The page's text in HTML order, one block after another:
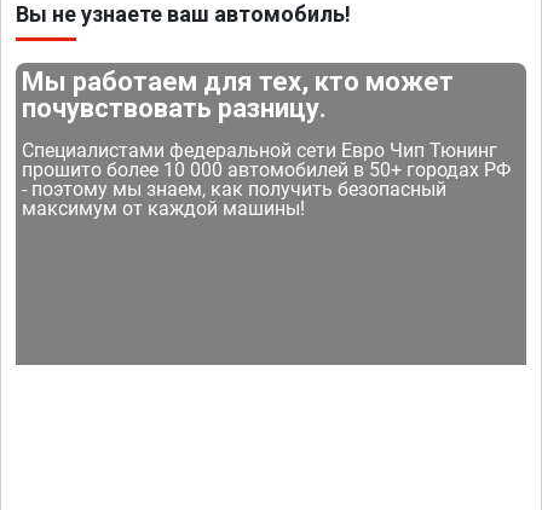
Вы не узнаете ваш автомобиль!
Мы работаем для тех, кто может
почувствовать разницу.
Специалистами федеральной сети Евро Чип Тюнинг
прошито более 10 000 автомобилей в 50+ городах РФ
- поэтому мы знаем, как получить безопасный
максимум от каждой машины!